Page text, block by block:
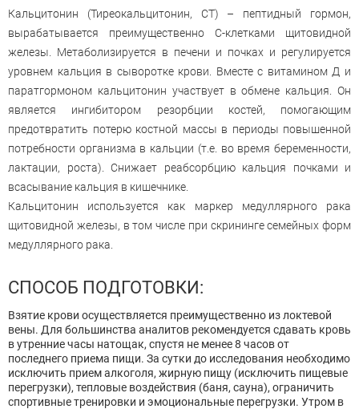
Кальцитонин (Тиреокальцитонин, CT) – пептидный гормон,
вырабатывается преимущественно С-клетками щитовидной
железы. Метаболизируется в печени и почках и регулируется
уровнем кальция в сыворотке крови. Вместе с витамином Д и
паратгормоном кальцитонин участвует в обмене кальция. Он
является ингибитором резорбции костей, помогающим
предотвратить потерю костной массы в периоды повышенной
потребности организма в кальции (т.е. во время беременности,
лактации, роста). Снижает реабсорбцию кальция почками и
всасывание кальция в кишечнике.
Кальцитонин используется как маркер медуллярного рака
щитовидной железы, в том числе при скрининге семейных форм
медуллярного рака.
СПОСОБ ПОДГОТОВКИ:
Взятие крови осуществляется преимущественно из локтевой
вены. Для большинства аналитов рекомендуется сдавать кровь
в утренние часы натощак, спустя не менее 8 часов от
последнего приема пищи. За сутки до исследования необходимо
исключить прием алкоголя, жирную пищу (исключить пищевые
перегрузки), тепловые воздействия (баня, сауна), ограничить
спортивные тренировки и эмоциональные перегрузки. Утром в